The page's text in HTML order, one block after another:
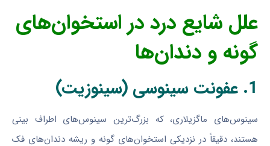
علل شایع درد در استخوان‌های
گونه و دندان‌ها
1. عفونت سینوسی (سینوزیت)
سینوس‌های ماگزیلاری، که بزرگ‌ترین سینوس‌های اطراف بینی
هستند، دقیقاً در نزدیکی استخوان‌های گونه و ریشه دندان‌های فک